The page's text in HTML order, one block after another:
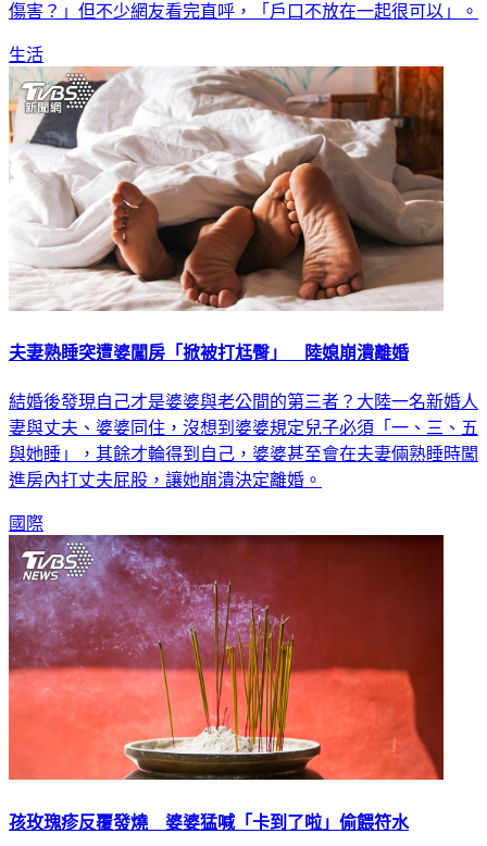
傷害？」但不少網友看完直呼，「戶口不放在一起很可以」。
生活
夫妻熟睡突遭婆闖房「掀被打尪臀」 陸媳崩潰離婚
結婚後發現自己才是婆婆與老公間的第三者？大陸一名新婚人
妻與丈夫、婆婆同住，沒想到婆婆規定兒子必須「一、三、五
與她睡」，其餘才輪得到自己，婆婆甚至會在夫妻倆熟睡時闖
進房內打丈夫屁股，讓她崩潰決定離婚。
國際
孩玫瑰疹反覆發燒 婆婆猛喊「卡到了啦」偷餵符水